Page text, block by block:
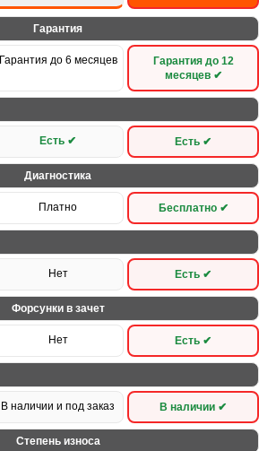
Гарантия
Гарантия до 6 месяцев
Гарантия до 12
месяцев ✔
Есть ✔ Есть ✔
Диагностика
Платно Бесплатно ✔
Нет Есть ✔
Форсунки в зачет
Нет Есть ✔
В наличии и под заказ В наличии ✔
Степень износа